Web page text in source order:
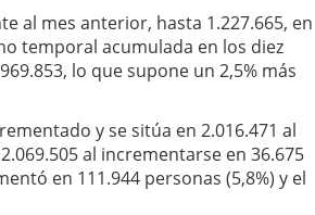
al mes anterior, hasta 1.227.665, en
temporal acumulada en los diez
lo que supone un 2,5% más
y se sitúa en 2.016.471 al
al incrementarse en 36.675
en 111.944 personas (5,8%) y el